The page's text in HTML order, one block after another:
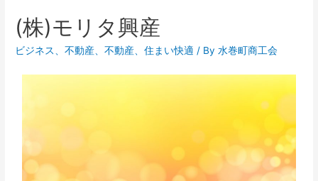
(株)モリタ興産
ビジネス、不動産、不動産、住まい快適 / By水巻町商工会